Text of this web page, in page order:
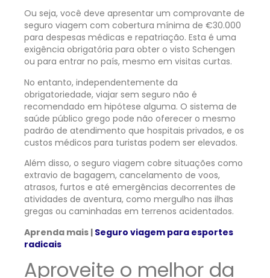
Ou seja, você deve apresentar um comprovante de
seguro viagem com cobertura mínima de €30.000
para despesas médicas e repatriação. Esta é uma
exigência obrigatória para obter o visto Schengen
ou para entrar no país, mesmo em visitas curtas.
No entanto, independentemente da
obrigatoriedade, viajar sem seguro não é
recomendado em hipótese alguma. O sistema de
saúde público grego pode não oferecer o mesmo
padrão de atendimento que hospitais privados, e os
custos médicos para turistas podem ser elevados.
Além disso, o seguro viagem cobre situações como
extravio de bagagem, cancelamento de voos,
atrasos, furtos e até emergências decorrentes de
atividades de aventura, como mergulho nas ilhas
gregas ou caminhadas em terrenos acidentados.
Aprenda mais | Seguro viagem para esportes
radicais
Aproveite o melhor da